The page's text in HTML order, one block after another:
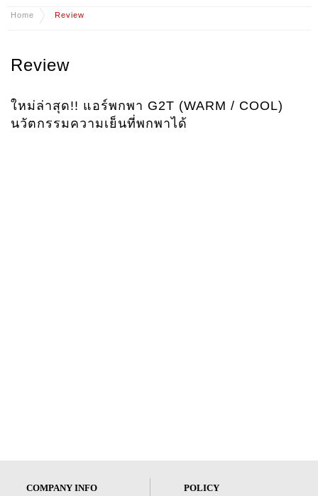
Home Review
Review
ใหม่ล่าสุด!! แอร์พกพา G2T (WARM / COOL)
นวัตกรรมความเย็นที่พกพาได้
COMPANY INFO POLICY